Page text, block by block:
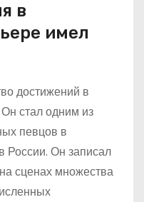
в
имел
достижений в
стал одним из
певцов в
России. Он записал
сценах множества